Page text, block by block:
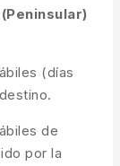
(días
de
por la